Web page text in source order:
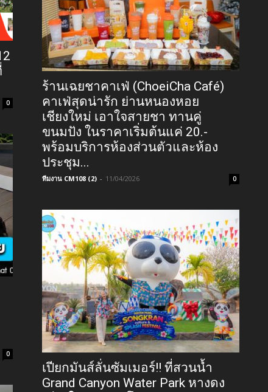
0
0
ร้านเฉยชาคาเฟ่ (ChoeiCha Café)
คาเฟ่สุดน่ารัก ย่านหนองหอย
เชียงใหม่ เอาใจสายชา ทานคู่
ขนมปัง ในราคาเริ่มต้นแค่ 20.-
พร้อมบริการห้องส่วนตัวและห้อง
ประชุม...
ทีมงาน CM108 (2) - 11/04/2026 0
เปียกมันส์ลั่นซัมเมอร์!! ที่สวนน้ำ
Grand Canyon Water Park หางดง